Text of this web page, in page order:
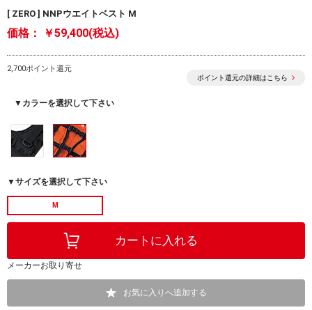
[ ZERO ] NNPウエイトベスト M
価格： ￥59,400(税込)
2,700ポイント還元
ポイント還元の詳細はこちら
▼カラーを選択して下さい
▼サイズを選択して下さい
M
メーカーお取り寄せ
お気に入りへ追加する